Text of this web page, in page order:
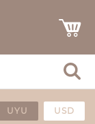
UYU USD